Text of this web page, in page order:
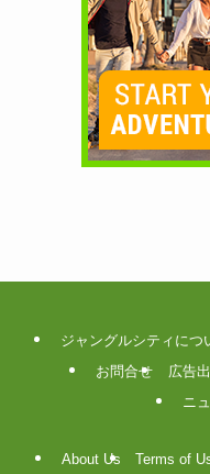
ジャングルシティにつ
お問合せ
広告
ニ
About Us Terms of